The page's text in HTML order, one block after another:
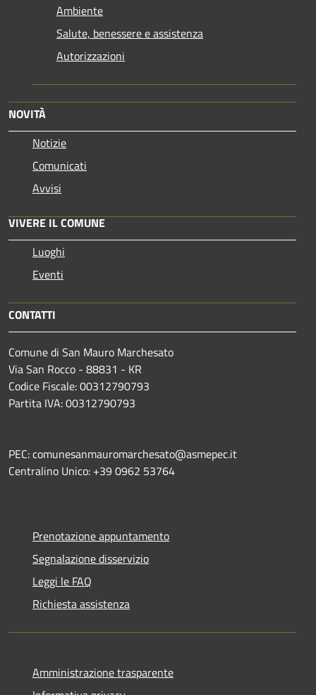
Ambiente
Salute, benessere e assistenza
Autorizzazioni
NOVITÀ
Notizie
Comunicati
Avvisi
VIVERE IL COMUNE
Luoghi
Eventi
CONTATTI
Comune di San Mauro Marchesato
Via San Rocco - 88831 - KR
Codice Fiscale: 00312790793
Partita IVA: 00312790793
PEC: comunesanmauromarchesato@asmepec.it
Centralino Unico: +39 0962 53764
Prenotazione appuntamento
Segnalazione disservizio
Leggi le FAQ
Richiesta assistenza
Amministrazione trasparente